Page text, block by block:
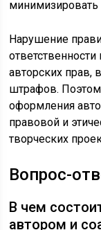
минимизировать
Нарушение
авторских прав,
штрафов.
оформления
правовой и
творческих
Вопрос-
В чем
автором и